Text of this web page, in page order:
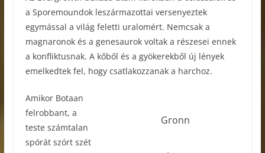
a Sporemoundok leszármazottai versenyeztek
egymással a világ feletti uralomért. Nemcsak a
magnaronok és a genesaurok voltak a részesei ennek
a konfliktusnak. A kőből és a gyökerekből új lények
emelkedtek fel, hogy csatlakozzanak a harchoz.
Gronn
Amikor Botaan
felrobbant, a
teste számtalan
spórát szórt szét